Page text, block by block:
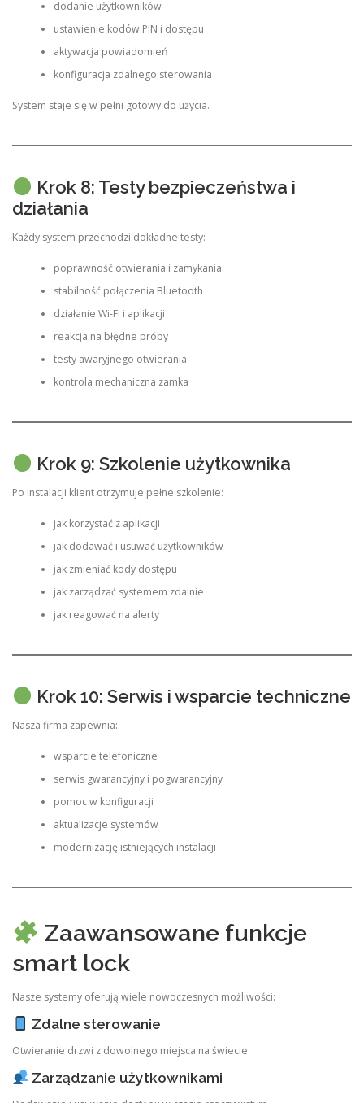
dodanie użytkowników
ustawienie kodów PIN i dostępu
aktywacja powiadomień
konfiguracja zdalnego sterowania
System staje się w pełni gotowy do użycia.
Krok 8: Testy bezpieczeństwa i
działania
Każdy system przechodzi dokładne testy:
poprawność otwierania i zamykania
stabilność połączenia Bluetooth
działanie Wi-Fi i aplikacji
reakcja na błędne próby
testy awaryjnego otwierania
kontrola mechaniczna zamka
Krok 9: Szkolenie użytkownika
Po instalacji klient otrzymuje pełne szkolenie:
jak korzystać z aplikacji
jak dodawać i usuwać użytkowników
jak zmieniać kody dostępu
jak zarządzać systemem zdalnie
jak reagować na alerty
Krok 10: Serwis i wsparcie techniczne
Nasza firma zapewnia:
wsparcie telefoniczne
serwis gwarancyjny i pogwarancyjny
pomoc w konfiguracji
aktualizacje systemów
modernizację istniejących instalacji
Zaawansowane funkcje
smart lock
Nasze systemy oferują wiele nowoczesnych możliwości:
Zdalne sterowanie
Otwieranie drzwi z dowolnego miejsca na świecie.
Zarządzanie użytkownikami